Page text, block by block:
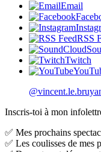
Email
RSS
Twitch
Inscris-toi à mon
✅ Mes prochains
✅ Les coulisses de mes